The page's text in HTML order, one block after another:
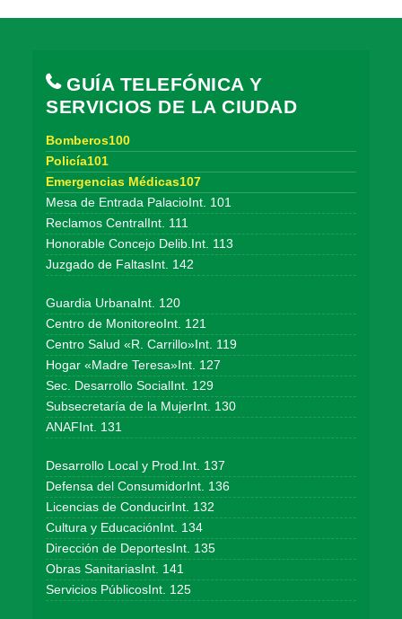
GUÍA TELEFÓNICA Y
SERVICIOS DE LA CIUDAD
Bomberos100
Policía101
Emergencias Médicas107
Mesa de Entrada PalacioInt. 101
Reclamos CentralInt. 111
Honorable Concejo Delib.Int. 113
Juzgado de FaltasInt. 142
Guardia UrbanaInt. 120
Centro de MonitoreoInt. 121
Centro Salud «R. Carrillo»Int. 119
Hogar «Madre Teresa»Int. 127
Sec. Desarrollo SocialInt. 129
Subsecretaría de la MujerInt. 130
ANAFInt. 131
Desarrollo Local y Prod.Int. 137
Defensa del ConsumidorInt. 136
Licencias de ConducirInt. 132
Cultura y EducaciónInt. 134
Dirección de DeportesInt. 135
Obras SanitariasInt. 141
Servicios PúblicosInt. 125